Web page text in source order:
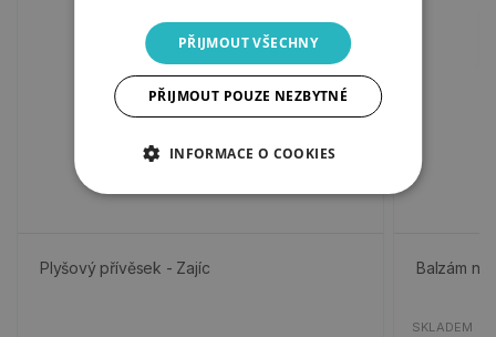
Plyšový přívěsek - Zajíc Balzám na
SKLADEM
PŘIJMOUT VŠECHNY
PŘIJMOUT POUZE NEZBYTNÉ
INFORMACE O COOKIES